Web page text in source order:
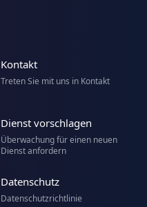
Kontakt
Treten Sie mit uns in Kontakt
Dienst vorschlagen
Überwachung für einen neuen
Dienst anfordern
Datenschutz
Datenschutzrichtlinie